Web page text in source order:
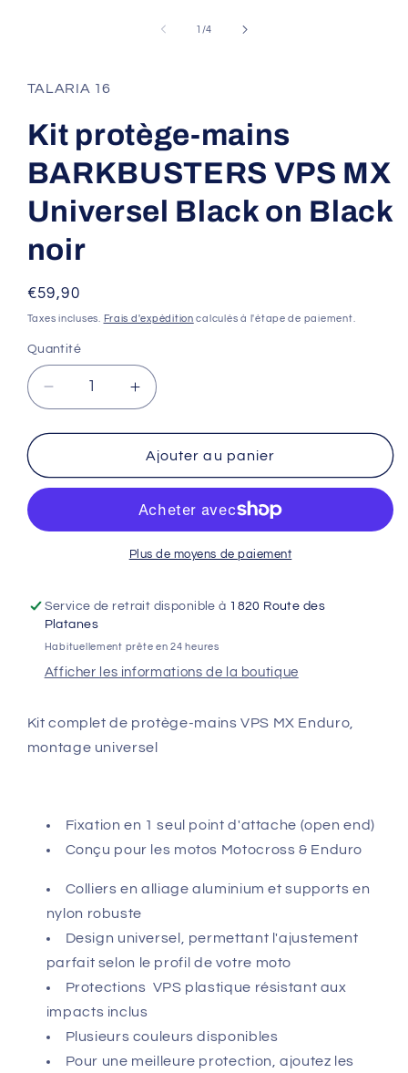
fenêtre
modale
1 /de
4
TALARIA 16
Kit protège-mains
BARKBUSTERS VPS MX
Universel Black on Black
noir
Prix
habituel
€59,90
Taxes incluses. Frais d'expédition calculés à l'étape de paiement.
Quantité
Réduire
la
quantité
Kit
protège-
BARKBUSTERS
Black
Black
noir
Augmenter
la
quantité
de
Kit
mains
BARKBUSTERS
VPS
Black
Black
noir
Ajouter au panier
Plus de moyens de paiement
Service de retrait disponible à 1820 Route des
Platanes
Habituellement prête en 24 heures
Afficher les informations de la boutique
Kit complet de protège-mains VPS MX Enduro,
montage universel
Fixation en 1 seul point d'attache (open end)
Conçu pour les motos Motocross & Enduro
Colliers en alliage aluminium et supports en
nylon robuste
Design universel, permettant l'ajustement
parfait selon le profil de votre moto
Protections VPS plastique résistant aux
impacts inclus
Plusieurs couleurs disponibles
Pour une meilleure protection, ajoutez les